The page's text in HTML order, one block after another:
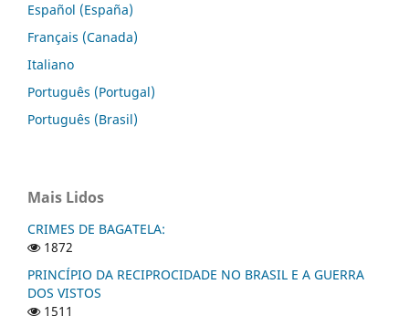
Español (España)
Français (Canada)
Italiano
Português (Portugal)
Português (Brasil)
Mais Lidos
CRIMES DE BAGATELA:
1872
PRINCÍPIO DA RECIPROCIDADE NO BRASIL E A GUERRA
DOS VISTOS
1511